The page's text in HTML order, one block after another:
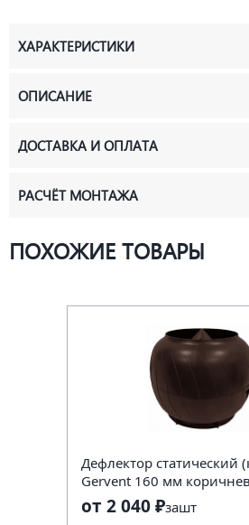
ХАРАКТЕРИСТИКИ
ОПИСАНИЕ
ДОСТАВКА И ОПЛАТА
РАСЧЁТ МОНТАЖА
ПОХОЖИЕ ТОВАРЫ
Дефлектор статический
Gervent 160 мм
от 2 040 ₽зашт